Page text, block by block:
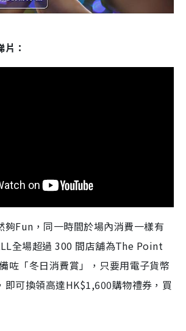
：
夠Fun，同一時間於場內消費一樣有
全場超過 300 間店舖為The Point
咗「冬日消費賞」，只要用電子貨幣
即可換領高達HK$1,600購物禮券，買